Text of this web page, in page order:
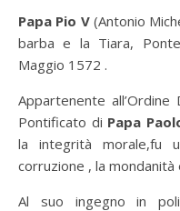
Papa Pio V(Antonio
barba e la Tiara,
Maggio 1572 .
Appartenente
Pontificato di Papa
la integrità morale,fu
corruzione , la mondanità
Al suo ingegno in